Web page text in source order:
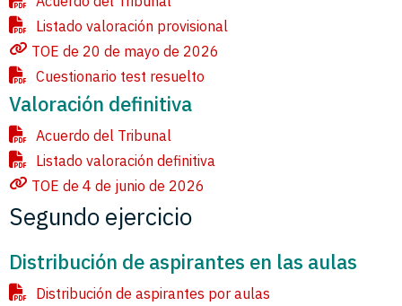
Listado valoración provisional
TOE de 20 de mayo de 2026
Cuestionario test resuelto
Valoración definitiva
Acuerdo del Tribunal
Listado valoración definitiva
TOE de 4 de junio de 2026
Segundo ejercicio
Distribución de aspirantes en las aulas
Distribución de aspirantes por aulas